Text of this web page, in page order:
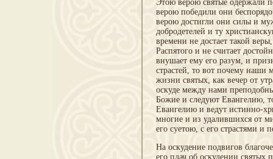
Этою верою святые одержали
верою победили они
верою достигли они силы и
добродетелей и ту
времени не достает такой
Распятого и не считает
внушает ему его разум, и
страстей, то вот почему наши
жизни святых, как вечер от
оскуде между нами
Божие и следуют Евангелию,
Евангелию и ведут истинно-
многие и из удалившихся от
его суетою, с его страстями и
На оскудение подвигов
его плач об оскудении